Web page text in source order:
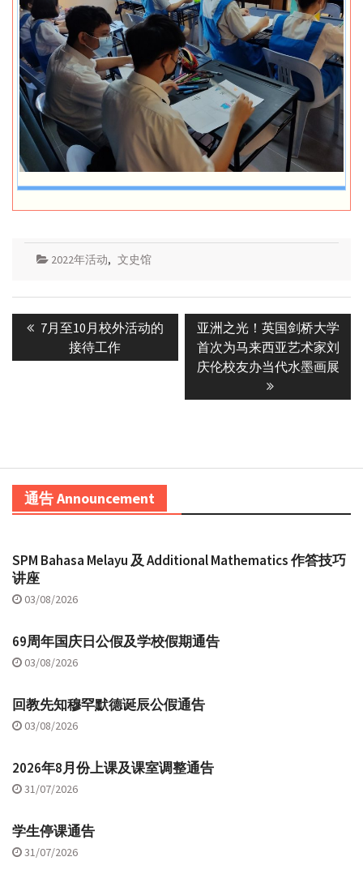
2022年活动, 文史馆
Post
navigation
Previous
7月至10月校外活动的
接待工作
Next
post:
亚洲之光！英国剑桥大学
首次为马来西亚艺术家刘
庆伦校友办当代水墨画展
通告 Announcement
SPM Bahasa Melayu 及 Additional Mathematics 作答技巧
讲座
03/08/2026
69周年国庆日公假及学校假期通告
03/08/2026
回教先知穆罕默德诞辰公假通告
03/08/2026
2026年8月份上课及课室调整通告
31/07/2026
学生停课通告
31/07/2026